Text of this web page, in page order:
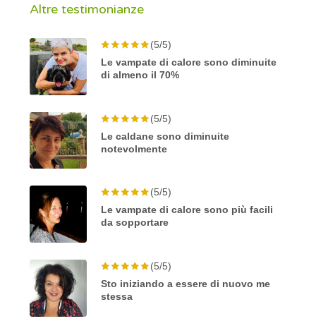
Altre testimonianze
(5/5)
Le vampate di calore sono diminuite
di almeno il 70%
(5/5)
Le caldane sono diminuite
notevolmente
(5/5)
Le vampate di calore sono più facili
da sopportare
(5/5)
Sto iniziando a essere di nuovo me
stessa